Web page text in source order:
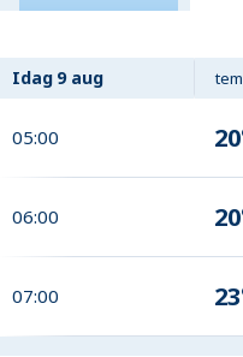
Idag 9 aug
05:00
06:00
07:00